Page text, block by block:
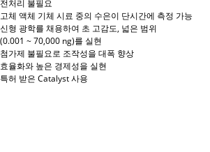
전처리 불필요
고체 액체 기체 시료 중의 수은이 단시간에 측정 가능
신형 광학를 채용하여 초 고감도, 넓은 범위
(0.001 ~ 70,000 ng)를 실현
첨가제 불필요로 조작성을 대폭 향상
효율화와 높은 경제성을 실현
특허 받은 Catalyst 사용